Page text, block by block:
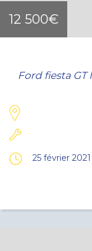
12 500€
Ford fiesta GT
25 février 2021